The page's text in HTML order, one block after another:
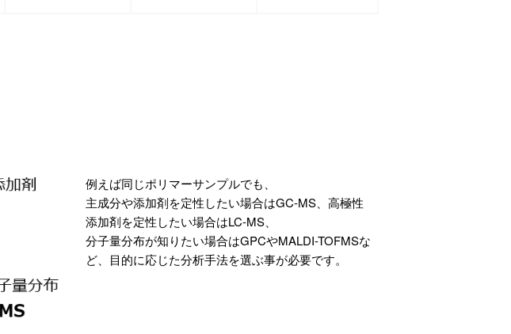
例えば同じポリマーサンプルでも、
主成分や添加剤を定性したい場合はGC-MS、高極性
添加剤を定性したい場合はLC-MS、
分子量分布が知りたい場合はGPCやMALDI-TOFMSな
ど、 目的に応じた分析手法を選ぶ事が必要です。